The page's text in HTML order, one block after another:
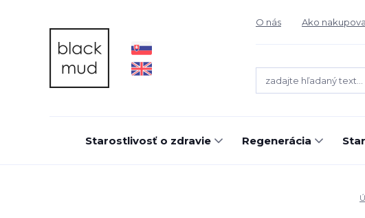
O nás Ako
Starostlivosť o zdravie Regenerácia